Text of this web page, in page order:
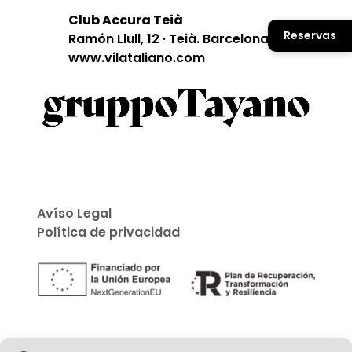
Club Accura Teià
Ramón Llull, 12 · Teià. Barcelona
www.vilataliano.com
Reservas
Avíso Legal
Política de privacidad